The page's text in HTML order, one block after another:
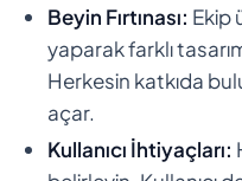
Beyin Fırtınası: Ekip
yaparak farklı
Herkesin katkıda
açar.
Kullanıcı İhtiyaçları: